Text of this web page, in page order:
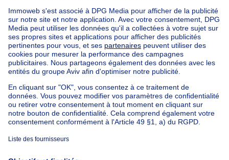
Maison
295 000 €295000€
3 ch.3 chambres
5555 Bièvre